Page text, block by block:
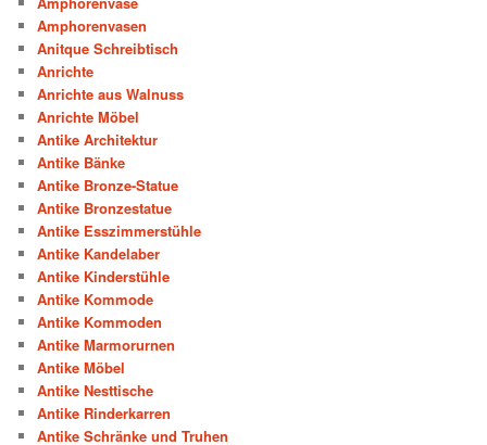
Amphorenvasen
Anitque Schreibtisch
Anrichte
Anrichte aus Walnuss
Anrichte Möbel
Antike Architektur
Antike Bänke
Antike Bronze-Statue
Antike Bronzestatue
Antike Esszimmerstühle
Antike Kandelaber
Antike Kinderstühle
Antike Kommode
Antike Kommoden
Antike Marmorurnen
Antike Möbel
Antike Nesttische
Antike Rinderkarren
Antike Schränke und Truhen